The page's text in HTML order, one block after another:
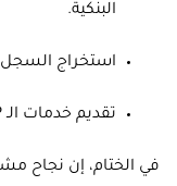
البنكية.
استخراج السجل
تقديم خدمات الـ VIP للوفود الأجنبية.
في الختام، إن نجاح